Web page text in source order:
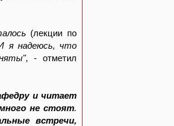
(лекции по
я надеюсь, что
, - отметил
и читает
не стоят.
встречи,